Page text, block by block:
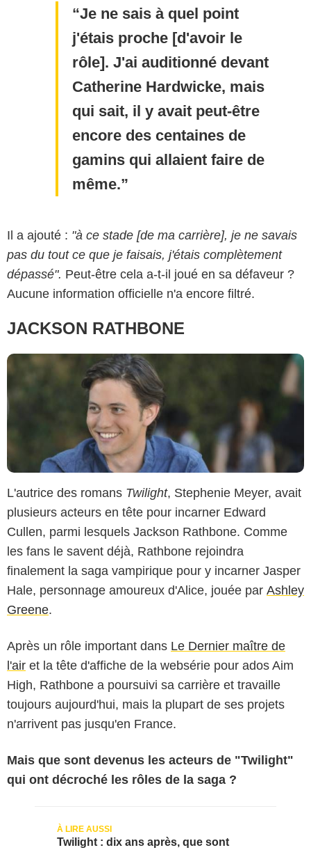
Je ne sais à quel point
j'étais proche [d'avoir le
rôle]. J'ai auditionné devant
Catherine Hardwicke, mais
qui sait, il y avait peut-être
encore des centaines de
gamins qui allaient faire de
même.
Il a ajouté : "à ce stade [de ma carrière], je ne savais
pas du tout ce que je faisais, j'étais complètement
dépassé". Peut-être cela a-t-il joué en sa défaveur ?
Aucune information officielle n'a encore filtré.
JACKSON RATHBONE
ABC Studios
L'autrice des romans Twilight, Stephenie Meyer, avait
plusieurs acteurs en tête pour incarner Edward
Cullen, parmi lesquels Jackson Rathbone. Comme
les fans le savent déjà, Rathbone rejoindra
finalement la saga vampirique pour y incarner Jasper
Hale, personnage amoureux d'Alice, jouée par Ashley
Greene.
Après un rôle important dans Le Dernier maître de
l'air et la tête d'affiche de la websérie pour ados Aim
High, Rathbone a poursuivi sa carrière et travaille
toujours aujourd'hui, mais la plupart de ses projets
n'arrivent pas jusqu'en France.
Mais que sont devenus les acteurs de "Twilight"
qui ont décroché les rôles de la saga ?
Twilight : dix ans après, que sont